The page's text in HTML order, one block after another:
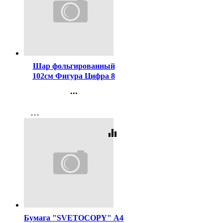
Шар фольгированный
102см Фигура Цифра 8
...
Регистрация
more_horiz
equalizer
Бумага "SVETOCOPY" А4